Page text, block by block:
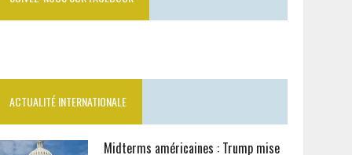
ACTUALITÉ INTERNATIONALE
Midterms américaines : Trump mise